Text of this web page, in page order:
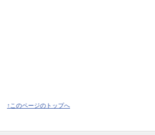
↑このページのトップへ